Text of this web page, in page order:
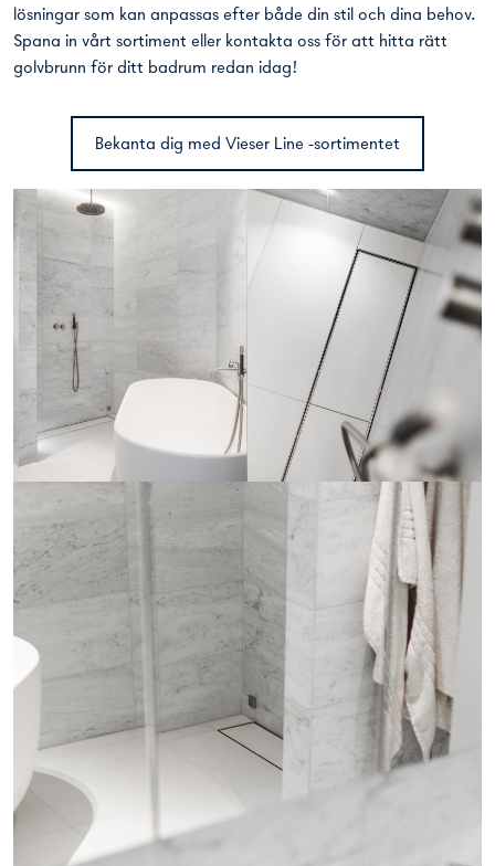
lösningar som kan anpassas efter både din stil och dina behov.
Spana in vårt sortiment eller kontakta oss för att hitta rätt
golvbrunn för ditt badrum redan idag!
Bekanta dig med Vieser Line -sortimentet